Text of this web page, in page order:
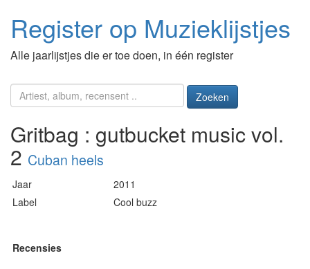
Register op Muzieklijstjes
Alle jaarlijstjes die er toe doen, in één register
Zoeken
Gritbag : gutbucket music vol.
2 Cuban heels
Jaar
2011
Label
Cool buzz
Recensies